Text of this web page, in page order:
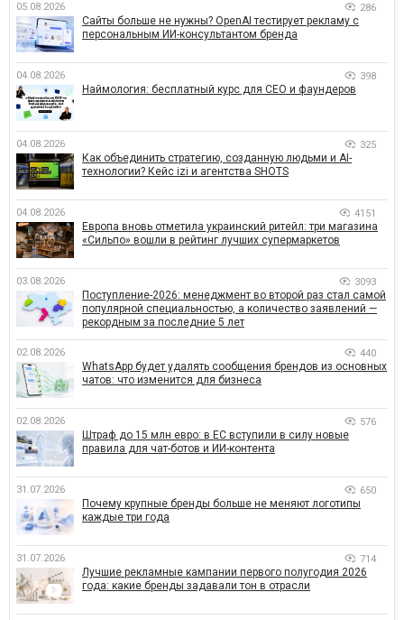
05.08.2026 286
Сайты больше не нужны? OpenAI тестирует рекламу с
персональным ИИ-консультантом бренда
04.08.2026 398
Наймология: бесплатный курс для CEO и фаундеров
04.08.2026 325
Как объединить стратегию, созданную людьми и AI-
технологии? Кейс izi и агентства SHOTS
04.08.2026 4151
Европа вновь отметила украинский ритейл: три магазина
«Сильпо» вошли в рейтинг лучших супермаркетов
03.08.2026 3093
Поступление-2026: менеджмент во второй раз стал самой
популярной специальностью, а количество заявлений —
рекордным за последние 5 лет
02.08.2026 440
WhatsApp будет удалять сообщения брендов из основных
чатов: что изменится для бизнеса
02.08.2026 576
Штраф до 15 млн евро: в ЕС вступили в силу новые
правила для чат-ботов и ИИ-контента
31.07.2026 650
Почему крупные бренды больше не меняют логотипы
каждые три года
31.07.2026 714
Лучшие рекламные кампании первого полугодия 2026
года: какие бренды задавали тон в отрасли